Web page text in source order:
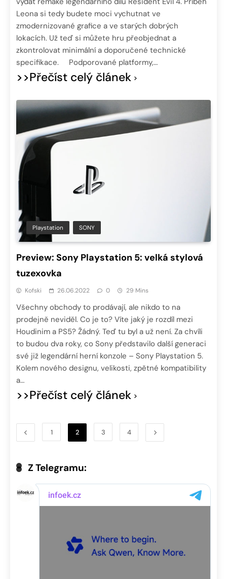
Leona si tedy budete moci vychutnat ve
zmodernizované grafice a ve starých dobrých
lokacích. Už teď si můžete hru přeobjednat a
zkontrolovat minimální a doporučené technické
specifikace. Podporované platformy,…
>>Přečíst celý článek
Playstation SONY
Preview: Sony Playstation 5: velká stylová
tuzexovka
Kofski 26.06.2022 0 29 Mins
Všechny obchody to prodávají, ale nikdo to na
prodejně neviděl. Co je to? Víte jaký je rozdíl mezi
Houdinim a PS5? Žádný. Teď tu byl a už není. Za chvíli
to budou dva roky, co Sony představilo další generaci
své již legendární herní konzole – Sony Playstation 5.
Kolem nového designu, velikosti, zpětné kompatibility
a…
>>Přečíst celý článek
1 2 3 4
Z Telegramu: